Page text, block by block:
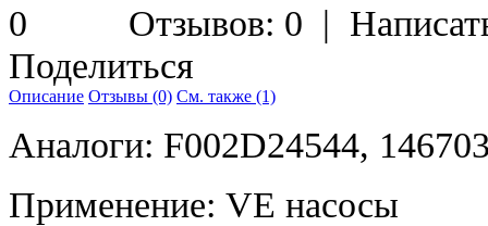
Отзывов: 0 |
Поделиться
Описание Отзывы (0) См. также (1)
Аналоги: F002D24544,
Применение: VE насосы